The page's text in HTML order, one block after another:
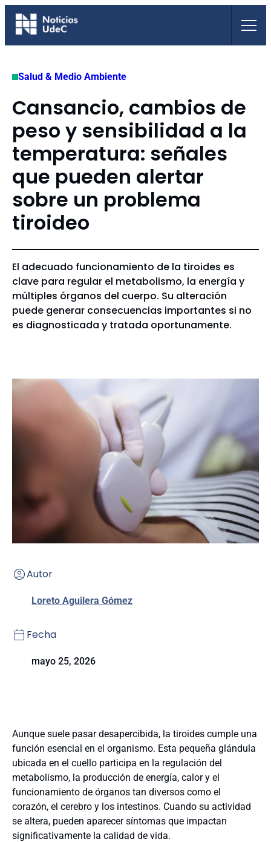
Saltar
Salud & Medio Ambiente
Cansancio, cambios de
peso y sensibilidad a la
temperatura: señales
que pueden alertar
sobre un problema
tiroideo
El adecuado funcionamiento de la tiroides es
clave para regular el metabolismo, la energía y
múltiples órganos del cuerpo. Su alteración
puede generar consecuencias importantes si no
es diagnosticada y tratada oportunamente.
Autor
Loreto Aguilera Gómez
Fecha
mayo 25, 2026
Aunque suele pasar desapercibida, la tiroides cumple una
función esencial en el organismo. Esta pequeña glándula
ubicada en el cuello participa en la regulación del
metabolismo, la producción de energía, calor y el
funcionamiento de órganos tan diversos como el
corazón, el cerebro y los intestinos. Cuando su actividad
se altera, pueden aparecer síntomas que impactan
significativamente la calidad de vida.